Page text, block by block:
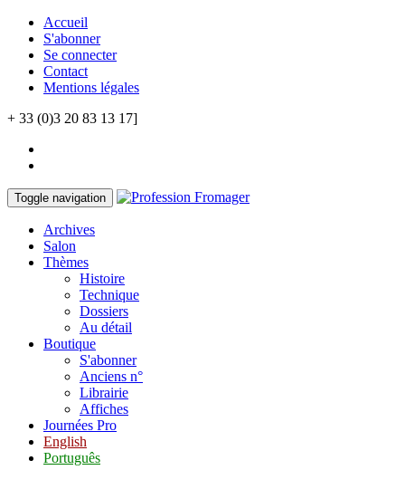
Accueil
S'abonner
Se connecter
Contact
Mentions légales
+ 33 (0)3 20 83 13 17]
Toggle navigation
Archives
Salon
Thèmes
Histoire
Technique
Dossiers
Au détail
Boutique
S'abonner
Anciens n°
Librairie
Affiches
Journées Pro
English
Português